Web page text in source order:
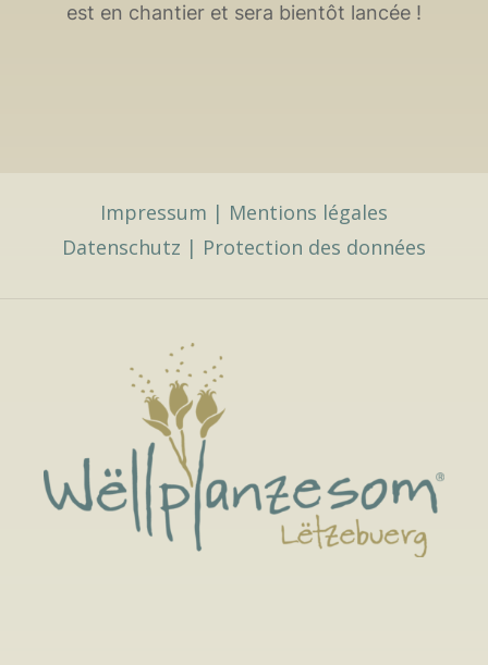
est en chantier et sera bientôt lancée !
Impressum | Mentions légales
Datenschutz | Protection des données